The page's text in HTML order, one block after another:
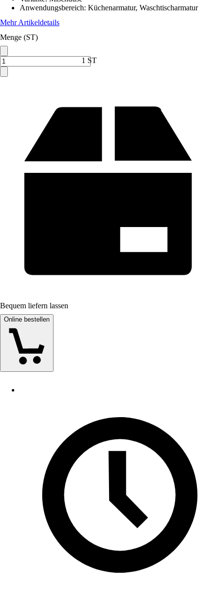
Anwendungsbereich: Küchenarmatur, Waschtischarmatur
Mehr Artikeldetails
Menge (ST)
1 ST
Bequem liefern lassen
Online bestellen